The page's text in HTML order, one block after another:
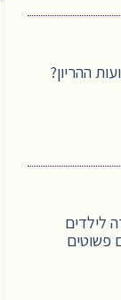
ההריון?
לילדים
וריכוז. הנה 10 כלים פשוטים